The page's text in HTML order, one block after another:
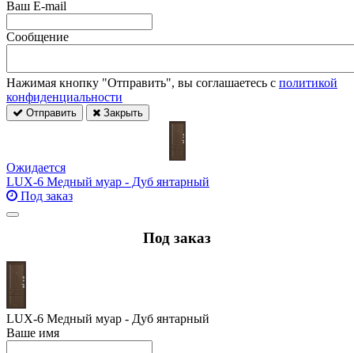
Ваш E-mail
Сообщение
Нажимая кнопку "Отправить", вы соглашаетесь с политикой
конфиденциальности
Отправить Закрыть
Ожидается
LUX-6 Медный муар - Дуб янтарный
Под заказ
Под заказ
LUX-6 Медный муар - Дуб янтарный
Ваше имя